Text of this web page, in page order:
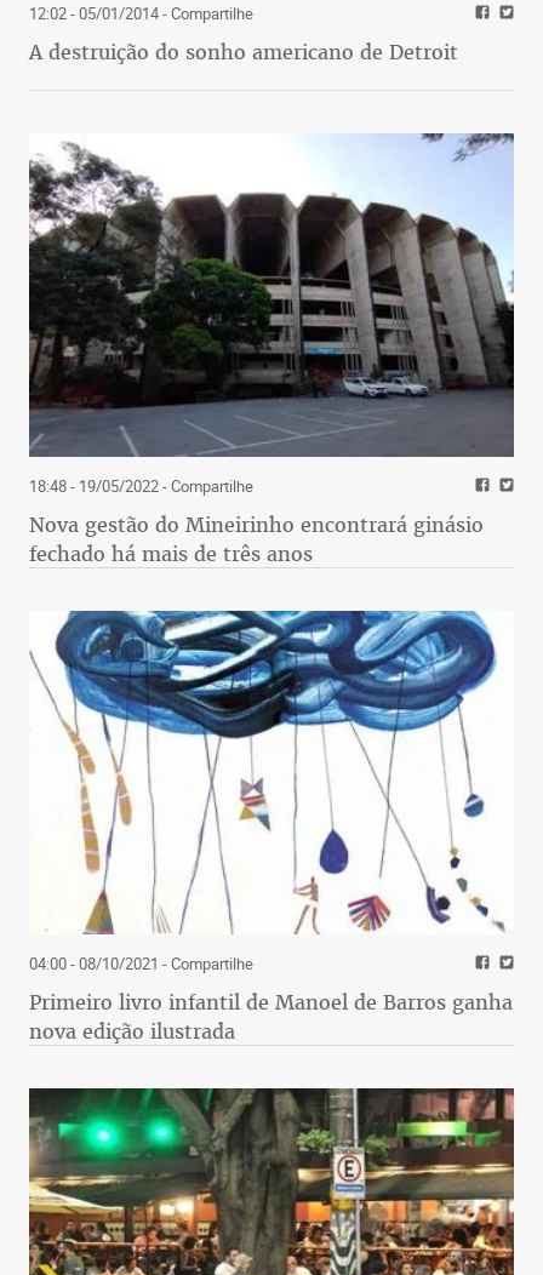
12:02 - 05/01/2014- Compartilhe
A destruição do sonho americano de Detroit
18:48 - 19/05/2022- Compartilhe
Nova gestão do Mineirinho encontrará ginásio
fechado há mais de três anos
04:00 - 08/10/2021 - Compartilhe
Primeiro livro infantil de Manoel de Barros ganha
nova edição ilustrada